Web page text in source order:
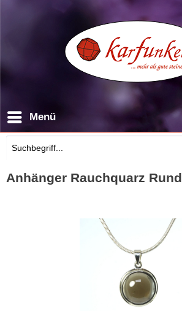
Suchen
Menü
Anhänger Rauchquarz Rund